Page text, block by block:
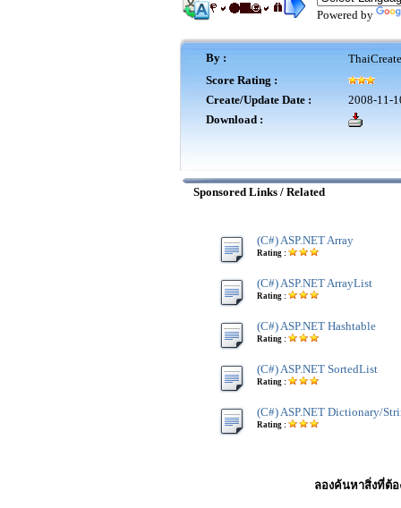
Powered by
By :
Score Rating :
Create/Update Date :
2008-11-
Download :
Sponsored Links / Related
(C#) ASP.NET Array
Rating :
(C#) ASP.NET ArrayList
Rating :
(C#) ASP.NET Hashtable
Rating :
(C#) ASP.NET SortedList
Rating :
(C#) ASP.NET Dictionary/
Rating :
ลองค้นหาสิ่งที่ต้อ